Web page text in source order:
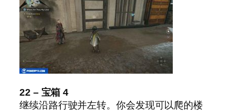
22 – 宝箱 4
继续沿路行驶并左转。你会发现可以爬的楼